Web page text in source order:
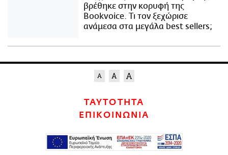
βρέθηκε στην κορυφή της
Bookvoice. Τι τον ξεχώρισε
ανάμεσα στα μεγάλα best sellers;
ΤΑΥΤΟΤΗΤΑ
ΕΠΙΚΟΙΝΩΝΙΑ